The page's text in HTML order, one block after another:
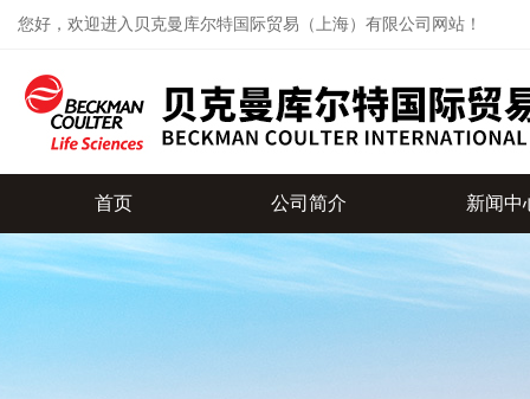
您好，欢迎进入贝克曼库尔特国际贸易（上海）有限公司网站！
首页 公司简介 新闻中